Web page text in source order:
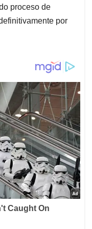
proceso de
por